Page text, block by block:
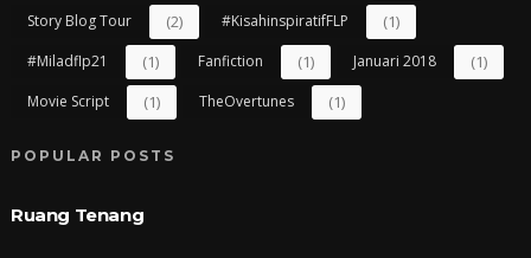
Story Blog Tour (2) #kisahinspiratifFLP (1)
#miladflp21 (1) Fanfiction (1) Januari 2018 (1)
Movie Script (1) TheOvertunes (1)
POPULAR POSTS
Ruang Tenang